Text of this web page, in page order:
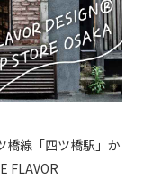
橋線「四ツ橋駅」か
FLAVOR